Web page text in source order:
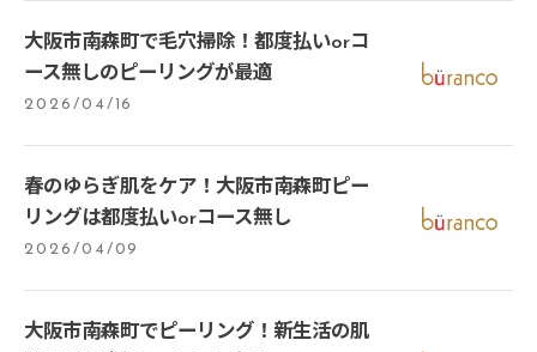
大阪市南森町で毛穴掃除！都度払いorコ
ース無しのピーリングが最適
2026/04/16
春のゆらぎ肌をケア！大阪市南森町ピー
リングは都度払いorコース無し
2026/04/09
大阪市南森町でピーリング！新生活の肌